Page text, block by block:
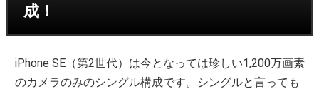
成！
iPhone SE（第2世代）は今となっては珍しい1,200万画素
のカメラのみのシングル構成です。シングルと言っても